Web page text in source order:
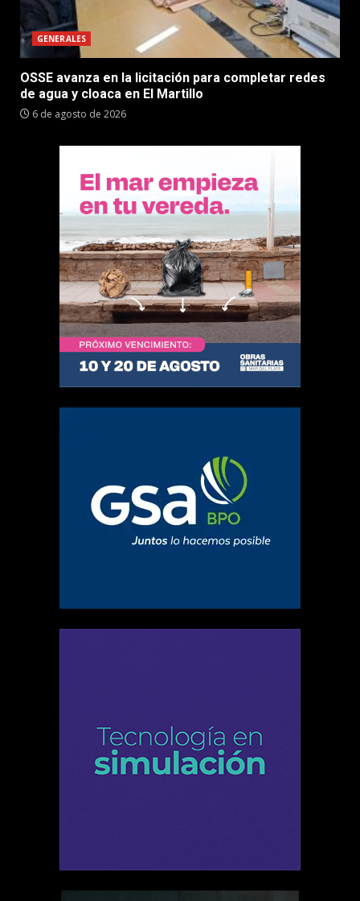
GENERALES
OSSE avanza en la licitación para completar redes
de agua y cloaca en El Martillo
6 de agosto de 2026